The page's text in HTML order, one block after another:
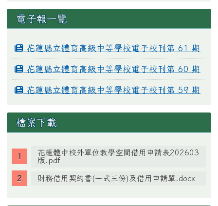
電子報一覽
花蓮縣立體育高級中等學校電子校刊第 61 期
花蓮縣立體育高級中等學校電子校刊第 60 期
花蓮縣立體育高級中等學校電子校刊第 59 期
檔案下載
花蓮體中校外單位教學空間借用申請表202603
版.pdf
財務借用契約書(一式三份)及借用申請單.docx